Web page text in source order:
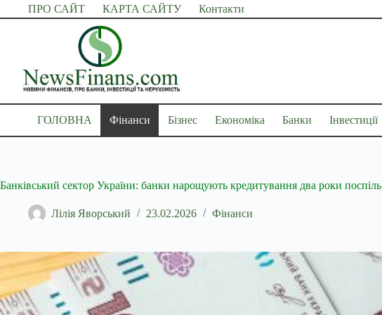
Перейти
до
ПРО САЙТ КАРТА САЙТУ Контакти
ГОЛОВНА Фінанси Бізнес Економіка Банки Інвестиції
Банківський сектор України: банки нарощують кредитування два роки поспіль
Лілія Яворський 23.02.2026 Фінанси